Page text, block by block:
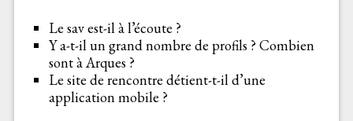
Le sav est-il à l’écoute ?
Y a-t-il un grand nombre de profils ? Combien
sont à Arques ?
Le site de rencontre détient-t-il d’une
application mobile ?